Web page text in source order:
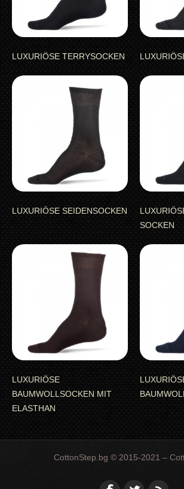
LUXURIÖSE TERRYSOCKEN
LUXURIÖSE SEIDENSOCKEN
SOCKEN
LUXURIÖSE
BAUMWOLLSOCKEN MIT
ELASTHAN
CottonStep.bg © 2015-2021 –